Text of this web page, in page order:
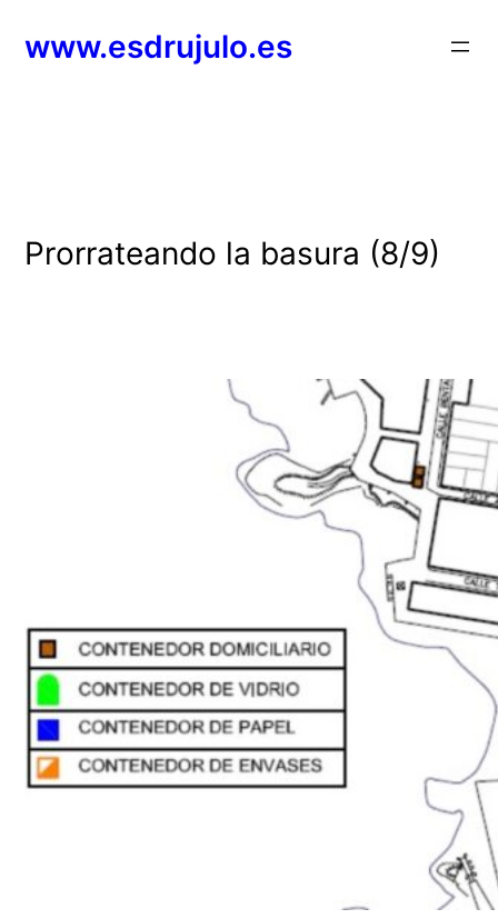
www.esdrujulo.es
Prorrateando la basura (8/9)